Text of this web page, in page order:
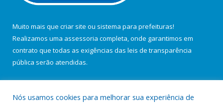
Muito mais que criar site ou sistema para prefeituras!
Realizamos uma assessoria completa, onde garantimos em
contrato que todas as exigências das leis de transparência
pública serão atendidas.
Nós usamos cookies para melhorar sua experiência de